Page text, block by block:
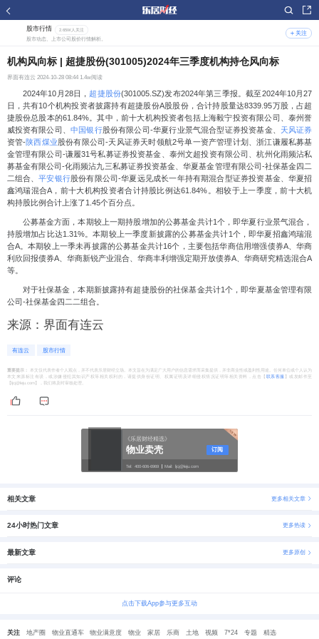
关注
股市行情
2.65W人关注
股市动态、上市公司股价行情解析。
机构风向标 | 超捷股份(301005)2024年三季度机构持仓风向标
界面有连云2024-10-28 08:44 1.4w阅读
2024年10月28日，超捷股份(301005.SZ)发布2024年第三季报。截至2024年10月27
日，共有10个机构投资者披露持有超捷股份A股股份，合计持股量达8339.95万股，占超
捷股份总股本的61.84%。其中，前十大机构投资者包括上海毅宁投资有限公司、泰州誉
威投资有限公司、中国银行股份有限公司-华夏行业景气混合型证券投资基金、 天风证券
资管-陕西煤业股份有限公司-天风证券天时领航2号单一资产管理计划、浙江谦履私募基
金管理有限公司-谦履31号私募证券投资基金、泰州文超投资有限公司、杭州化雨频沾私
募基金有限公司-化雨频沾九三私募证券投资基金、华夏基金管理有限公司-社保基金四二
二组合、平安银行股份有限公司-华夏远见成长一年持有期混合型证券投资基金、华夏招
鑫鸿瑞混合A，前十大机构投资者合计持股比例达61.84%。相较于上一季度，前十大机
构持股比例合计上涨了1.45个百分点。
公募基金方面，本期较上一期持股增加的公募基金共计1个，即华夏行业景气混合，
持股增加占比达1.31%。本期较上一季度新披露的公募基金共计1个，即华夏招鑫鸿瑞混
合A。本期较上一季未再披露的公募基金共计16个，主要包括华商信用增强债券A、华商
利欣回报债券A、华商新锐产业混合、华商丰利增强定期开放债券A、华商研究精选混合A
等。
对于社保基金，本期新披露持有超捷股份的社保基金共计1个，即华夏基金管理有限
公司-社保基金四二二组合。
来源：界面有连云
有连云 股市行情
重要提示：
本文仅代表作者个人观点，并不代表乐居财经立场。本文旨在为满足广大用户的信息需求而采集提供，并非商业性或盈利性用途。任何单位或个人认为
本文来源标注有误，或涉嫌侵犯其知识产权等相关权利的，请提供身份证明、权属证明及详细侵权情况证明等相关资料，点击【
联系客服
】或发邮件至
【ljcj@leju.com】，我们将及时审核处理。
《乐居财经精选》
物业卖壳
Tel: 400-606-6969 Mail: ljcj@leju.com
订阅
相关文章 更多相关文章
24小时热门文章 更多热读
最新文章 更多原创
评论
点击下载App参与更多互动
关注 地产圈 物业直通车 物业满意度 物业 家居 乐商 土地 视频 7*24 专题 精选